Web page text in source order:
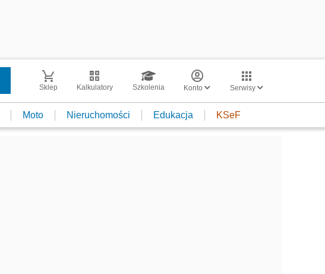
Sklep Kalkulatory Szkolenia Konto Serwisy
Moto Nieruchomości Edukacja KSeF